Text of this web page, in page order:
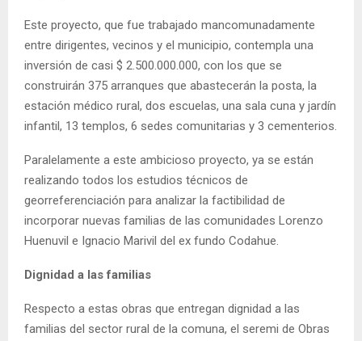
Este proyecto, que fue trabajado mancomunadamente
entre dirigentes, vecinos y el municipio, contempla una
inversión de casi $ 2.500.000.000, con los que se
construirán 375 arranques que abastecerán la posta, la
estación médico rural, dos escuelas, una sala cuna y jardín
infantil, 13 templos, 6 sedes comunitarias y 3 cementerios.
Paralelamente a este ambicioso proyecto, ya se están
realizando todos los estudios técnicos de
georreferenciación para analizar la factibilidad de
incorporar nuevas familias de las comunidades Lorenzo
Huenuvil e Ignacio Marivil del ex fundo Codahue.
Dignidad a las familias
Respecto a estas obras que entregan dignidad a las
familias del sector rural de la comuna, el seremi de Obras